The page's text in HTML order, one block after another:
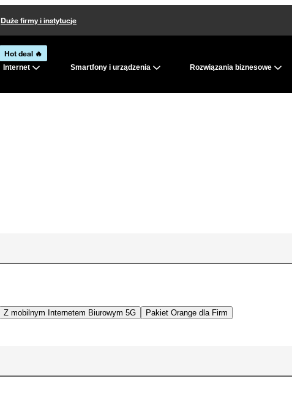
Duże firmy i instytucje
Hot deal 🔥
Internet Smartfony i urządzenia Rozwiązania biznesowe
Z mobilnym Internetem Biurowym 5G
Pakiet Orange dla Firm